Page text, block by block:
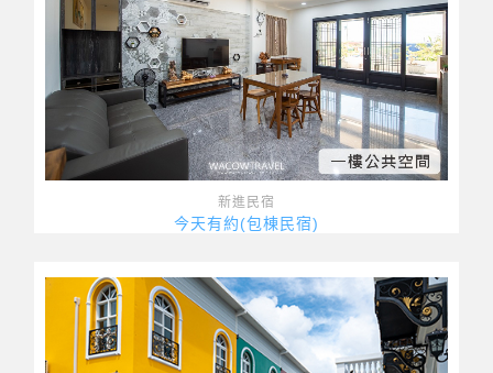
新進民宿
今天有約(包棟民宿)